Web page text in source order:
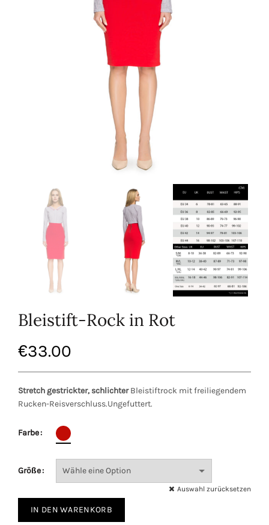
Bleistift-Rock in Rot
€33.00
Stretch gestrickter, schlichterBleistiftrock mit freiliegendem
Rucken-Reisverschluss.Ungefuttert.
Farbe
Größe
Auswahl zurücksetzen
IN DEN WARENKORB